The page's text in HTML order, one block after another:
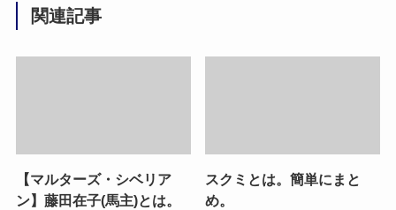
関連記事
【マルターズ・シベリア
ン】藤田在子(馬主)とは。
スクミとは。簡単にまと
め。